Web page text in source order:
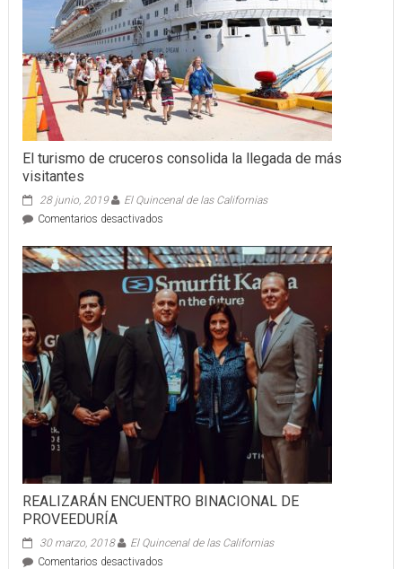
El turismo de cruceros consolida la llegada de más
visitantes
28 junio, 2019
El Quincenal de las Californias
Comentarios desactivadosen
turismo
de
cruceros
consolida
la
llegada
de
más
visitantes
REALIZARÁN ENCUENTRO BINACIONAL DE
PROVEEDURÍA
30 marzo, 2018
El Quincenal de las Californias
Comentarios desactivadosen